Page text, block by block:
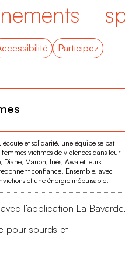
Participez
et solidarité, une équipe se bat
victimes de violences dans leur
Manon, Inès, Awa et leurs
confiance. Ensemble, avec
et une énergie inépuisable.
l’application La Bavarde.
pour sourds et